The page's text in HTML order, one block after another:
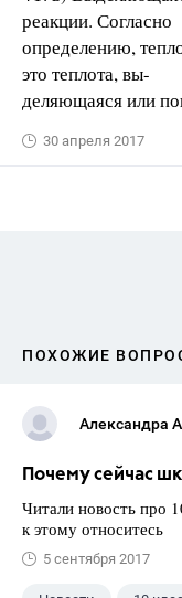
реакции. Согласно
определению,
это теплота, вы-
деляющаяся или
30 апреля 2017
ПОХОЖИЕ
Александра
Почему сейчас
Читали новость про
к этому относитесь
5 сентября 2017